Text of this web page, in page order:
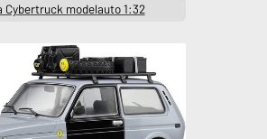
Cybertruck modelauto 1:32